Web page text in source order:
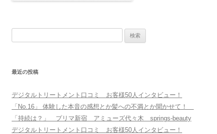
最近の投稿
デジタルトリートメント口コミ お客様50人インタビュー！
「No.16」 体験した本音の感想とか髪への不満とか聞かせて！
「持続は？」 プリマ新宿 アミューズ代々木 springs-beauty
デジタルトリートメント口コミ お客様50人インタビュー！